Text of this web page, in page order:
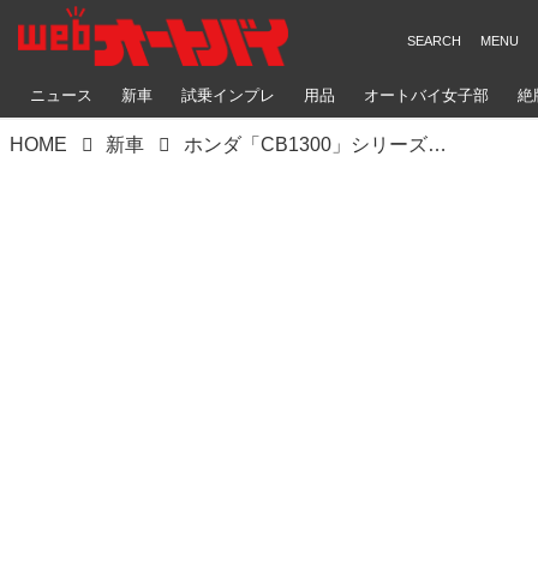
ニュース 新車 試乗インプレ 用品 オートバイ女子部 絶
HOME 新車 ホンダ「CB1300」シリーズの最終型をチェック！ 33年の歴史のトリを飾る“プロジェクトBIG-1”のファイナルエディション